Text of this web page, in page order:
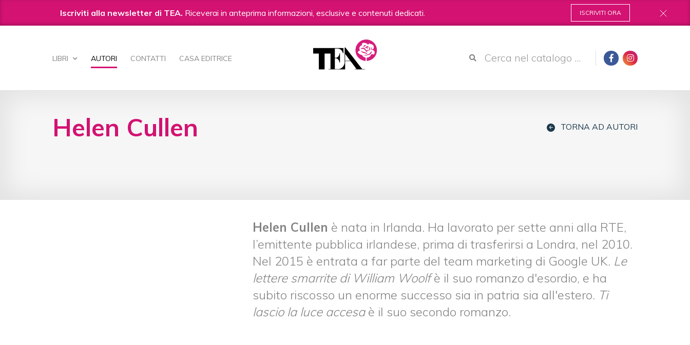
Iscriviti alla newsletter di TEA. Riceverai in anteprima informazioni, esclusive e contenuti dedicati. ISCRIVITI ORA
LIBRI AUTORI CONTATTI CASA EDITRICE
contenuti.
Helen Cullen TORNA AD AUTORI
Helen Cullen è nata in Irlanda. Ha lavorato per sette anni alla RTE,
l’emittente pubblica irlandese, prima di trasferirsi a Londra, nel 2010.
Nel 2015 è entrata a far parte del team marketing di Google UK. Le
lettere smarrite di William Woolfè il suo romanzo d'esordio, e ha
subito riscosso un enorme successo sia in patria sia all'estero. Ti
lascio la luce accesaè il suo secondo romanzo.